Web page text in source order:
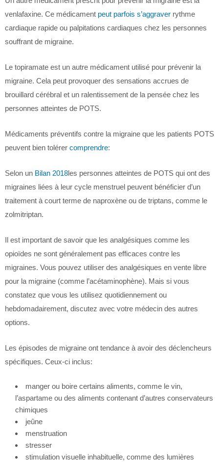
venlafaxine. Ce médicament peut parfois s’aggraver rythme
cardiaque rapide ou palpitations cardiaques chez les personnes
souffrant de migraine.
Le topiramate est un autre médicament utilisé pour prévenir la
migraine. Cela peut provoquer des sensations accrues de
brouillard cérébral et un ralentissement de la pensée chez les
personnes atteintes de POTS.
Médicaments préventifs contre la migraine que les patients POTS
peuvent bien tolérer comprendre:
Selon un Bilan 2018les personnes atteintes de POTS qui ont des
migraines liées à leur cycle menstruel peuvent bénéficier d’un
traitement à court terme de naproxène ou de triptans, comme le
zolmitriptan.
Il est important de savoir que les analgésiques comme les
opioïdes ne sont généralement pas efficaces contre les
migraines. Vous pouvez utiliser des analgésiques en vente libre
pour la migraine (comme l’acétaminophène). Mais si vous
constatez que vous les utilisez quotidiennement ou
hebdomadairement, discutez avec votre médecin des autres
options.
Les épisodes de migraine ont tendance à avoir des déclencheurs
spécifiques. Ceux-ci inclus:
manger ou boire certains aliments, comme le vin,
l’aspartame ou des aliments contenant d’autres conservateurs
chimiques
jeûne
menstruation
stresser
stimulation visuelle inhabituelle, comme des lumières